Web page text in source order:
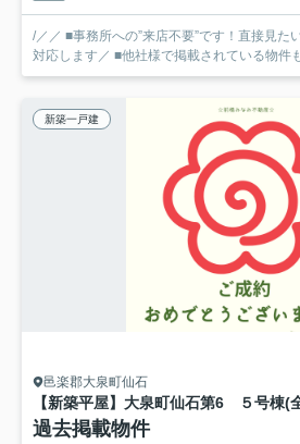
/／／ ■事務所への”来店不要”です！直接見た
対応します／ ■他社様で掲載されている物件
新築一戸建
邑楽郡大泉町仙石
過去掲載物件